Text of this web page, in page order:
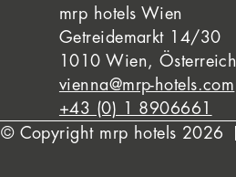
mrp hotels Wien
Getreidemarkt 14/30
1010 Wien, Österreich
vienna@mrp-hotels.com
+43 (0) 1 8906661
© Copyright mrp hotels 2026